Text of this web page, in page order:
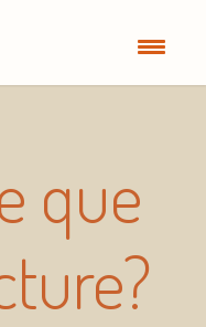
que